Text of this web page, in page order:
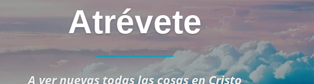
Atrévete
A ver nuevas todas las cosas en Cristo